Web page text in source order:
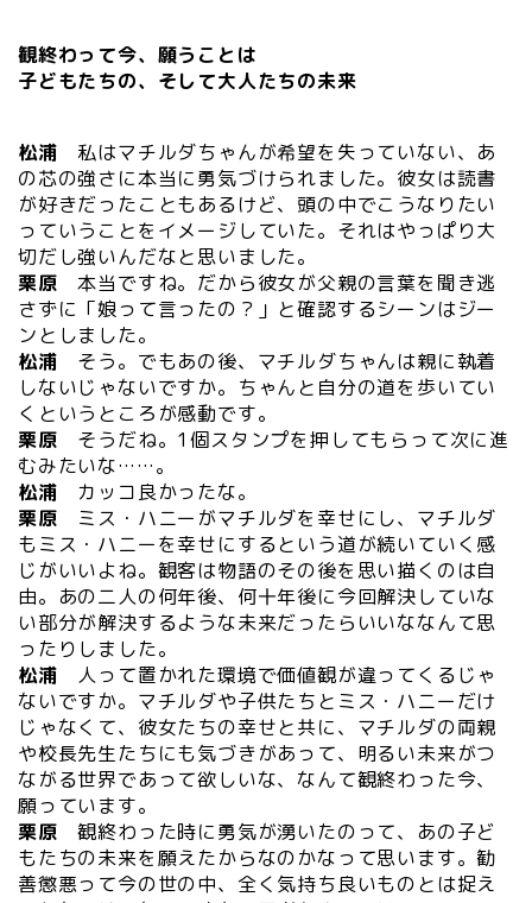
観終わって今、願うことは
子どもたちの、そして大人たちの未来
松浦 私はマチルダちゃんが希望を失っていない、あ
の芯の強さに本当に勇気づけられました。彼女は読書
が好きだったこともあるけど、頭の中でこうなりたい
っていうことをイメージしていた。それはやっぱり大
切だし強いんだなと思いました。
栗原本当ですね。だから彼女が父親の言葉を聞き逃
さずに「娘って言ったの？」と確認するシーンはジー
ンとしました。
松浦 そう。でもあの後、マチルダちゃんは親に執着
しないじゃないですか。ちゃんと自分の道を歩いてい
くというところが感動です。
栗原 そうだね。1個スタンプを押してもらって次に進
むみたいな……。
松浦 カッコ良かったな。
栗原 ミス・ハニーがマチルダを幸せにし、マチルダ
もミス・ハニーを幸せにするという道が続いていく感
じがいいよね。観客は物語のその後を思い描くのは自
由。あの二人の何年後、何十年後に今回解決していな
い部分が解決するような未来だったらいいななんて思
ったりしました。
松浦 人って置かれた環境で価値観が違ってくるじゃ
ないですか。マチルダや子供たちとミス・ハニーだけ
じゃなくて、彼女たちの幸せと共に、マチルダの両親
や校長先生たちにも気づきがあって、明るい未来がつ
ながる世界であって欲しいな、なんて観終わった今、
願っています。
栗原観終わった時に勇気が湧いたのって、あの子ど
もたちの未来を願えたからなのかなって思います。勧
善懲悪って今の世の中、全く気持ち良いものとは捉え